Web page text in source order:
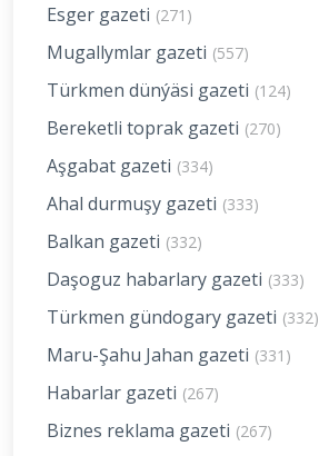
Esger gazeti (271)
Mugallymlar gazeti (557)
Türkmen dünýäsi gazeti (124)
Bereketli toprak gazeti (270)
Aşgabat gazeti (334)
Ahal durmuşy gazeti (333)
Balkan gazeti (332)
Daşoguz habarlary gazeti (333)
Türkmen gündogary gazeti (332)
Maru-Şahu Jahan gazeti (331)
Habarlar gazeti (267)
Biznes reklama gazeti (267)